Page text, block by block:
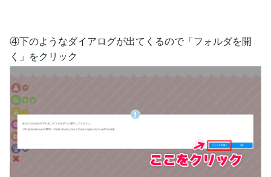
④下のようなダイアログが出てくるので「フォルダを開
く」をクリック